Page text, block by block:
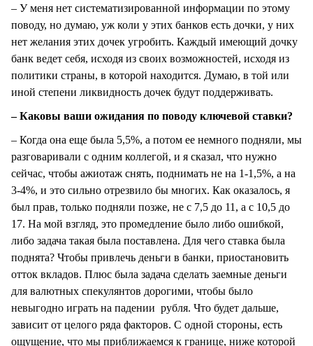
– У меня нет систематизированной информации по этому
поводу, но думаю, уж коли у этих банков есть дочки, у них
нет желания этих дочек угробить. Каждый имеющий дочку
банк ведет себя, исходя из своих возможностей, исходя из
политики страны, в которой находится. Думаю, в той или
иной степени ликвидность дочек будут поддерживать.
– Каковы ваши ожидания по поводу ключевой ставки?
– Когда она еще была 5,5%, а потом ее немного подняли, мы
разговаривали с одним коллегой, и я сказал, что нужно
сейчас, чтобы ажиотаж снять, поднимать не на 1-1,5%, а на
3-4%, и это сильно отрезвило бы многих. Как оказалось, я
был прав, только подняли позже, не с 7,5 до 11, а с 10,5 до
17. На мой взгляд, это промедление было либо ошибкой,
либо задача такая была поставлена. Для чего ставка была
поднята? Чтобы привлечь деньги в банки, приостановить
отток вкладов. Плюс была задача сделать заемные деньги
для валютных спекулянтов дорогими, чтобы было
невыгодно играть на падении рубля. Что будет дальше,
зависит от целого ряда факторов. С одной стороны, есть
ощущение, что мы приближаемся к границе, ниже которой